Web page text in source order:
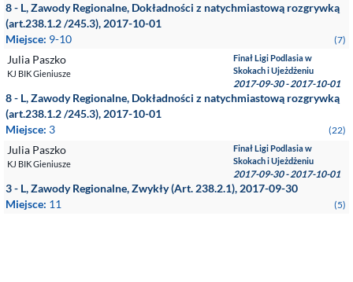
8 - L, Zawody Regionalne, Dokładności z natychmiastową rozgrywką
(art.238.1.2 /245.3), 2017-10-01
Miejsce: 9-10 (7)
Julia Paszko
KJ BIK Gieniusze
Finał Ligi Podlasia w
Skokach i Ujeżdżeniu
2017-09-30 - 2017-10-01
8 - L, Zawody Regionalne, Dokładności z natychmiastową rozgrywką
(art.238.1.2 /245.3), 2017-10-01
Miejsce: 3 (22)
Julia Paszko
KJ BIK Gieniusze
Finał Ligi Podlasia w
Skokach i Ujeżdżeniu
2017-09-30 - 2017-10-01
3 - L, Zawody Regionalne, Zwykły (Art. 238.2.1), 2017-09-30
Miejsce: 11 (5)